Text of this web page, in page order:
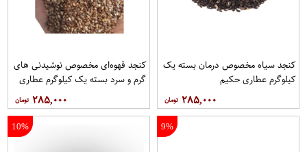
کنجد سیاه مخصوص درمان بسته یک
کیلوگرم عطاری حکیم
۲۸۵,۰۰۰
کنجد قهوه‌ای مخصوص نوشیدنی های
گرم و سرد بسته یک کیلوگرم عطاری
۲۸۵,۰۰۰
9%
10%